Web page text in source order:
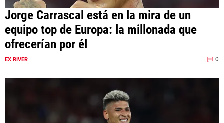
Jorge Carrascal está en la mira de un
equipo top de Europa: la millonada que
ofrecerían por él
EX RIVER 0